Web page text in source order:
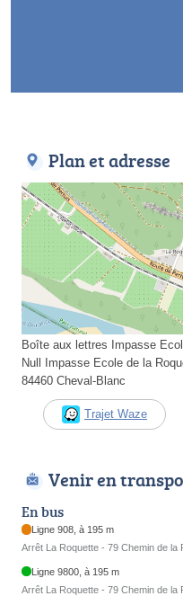
Plan et adresse
Boîte aux lettres Impasse
Null Impasse Ecole de la
84460 Cheval-Blanc
Trajet Waze
Venir en
En bus
Ligne 908, à 195 m
Arrêt La Roquette - 79 Chemin de la
Ligne 9800, à 195 m
Arrêt La Roquette - 79 Chemin de la